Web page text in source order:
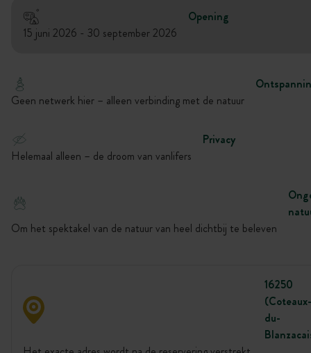
Opening
15 juni 2026 - 30 september 2026
Geen netwerk hier – alleen verbinding met de natuur
Privacy
Helemaal alleen – de droom van vanlifers
Om het spektakel van de natuur van heel dichtbij te beleven
16250
(Coteaux-
du-